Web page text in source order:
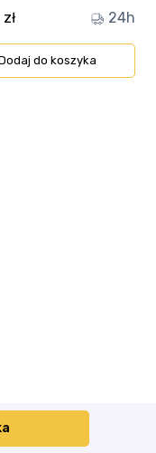
zł 24h
do koszyka